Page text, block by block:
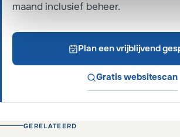
maand inclusief beheer.
Plan een vrijblijvend
Gratis websitescan
GERELATEERD